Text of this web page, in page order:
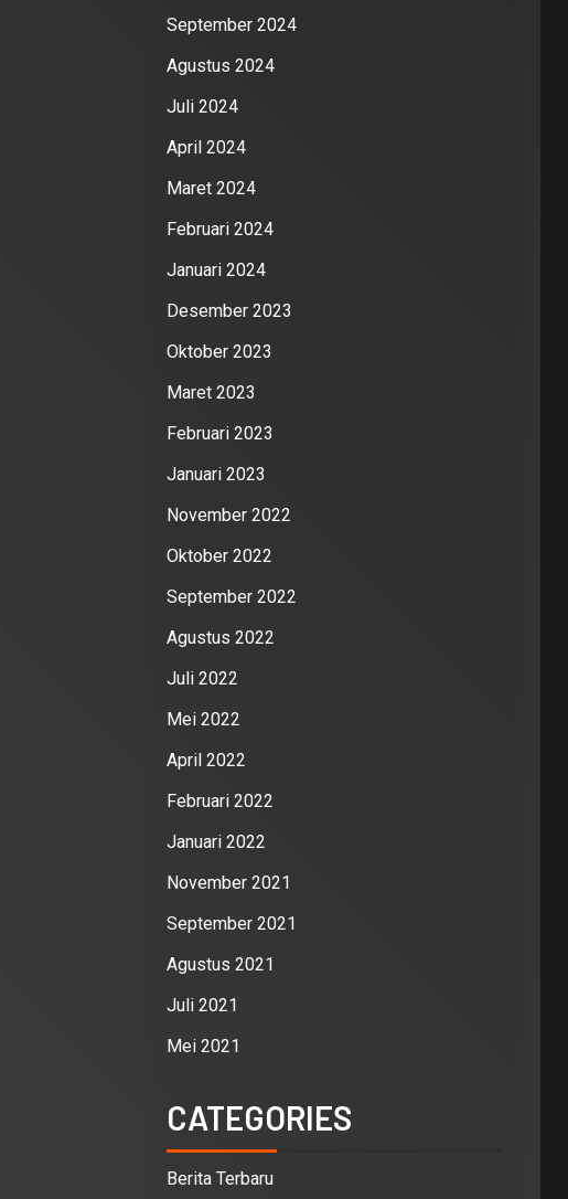
September 2024
Agustus 2024
Juli 2024
April 2024
Maret 2024
Februari 2024
Januari 2024
Desember 2023
Oktober 2023
Maret 2023
Februari 2023
Januari 2023
November 2022
Oktober 2022
September 2022
Agustus 2022
Juli 2022
Mei 2022
April 2022
Februari 2022
Januari 2022
November 2021
September 2021
Agustus 2021
Juli 2021
Mei 2021
CATEGORIES
Berita Terbaru